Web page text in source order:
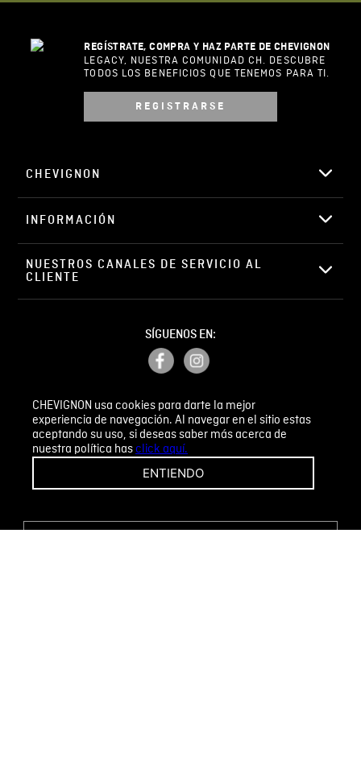
CHEVIGNON usa cookies para darte la mejor
experiencia de navegación. Al navegar en el sitio estas
aceptando su uso, si deseas saber más acerca de
nuestra política hasclick aquí.
ENTIENDO
Correo electrónico
ENVIAR COMENTARIO
REGÍSTRATE, COMPRA Y HAZ PARTE DE CHEVIGNON
LEGACY, NUESTRA COMUNIDAD CH. DESCUBRE
TODOS LOS BENEFICIOS QUE TENEMOS PARA TI.
REGISTRARSE
CHEVIGNON
INFORMACIÓN
NUESTROS CANALES DE SERVICIO AL
CLIENTE
SÍGUENOS EN:
PETICIONES, QUEJAS Y RECLAMOS
¡CAMBIOS Y DEVOLUCIONES FÁCILES!